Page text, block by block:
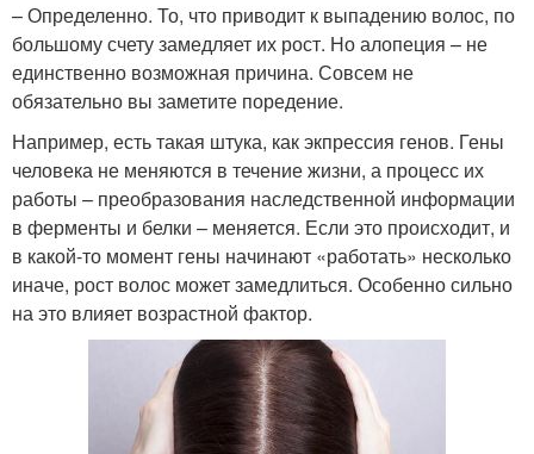
– Определенно. То, что приводит к выпадению волос, по
большому счету замедляет их рост. Но алопеция – не
единственно возможная причина. Совсем не
обязательно вы заметите поредение.
Например, есть такая штука, как экпрессия генов. Гены
человека не меняются в течение жизни, а процесс их
работы – преобразования наследственной информации
в ферменты и белки – меняется. Если это происходит, и
в какой-то момент гены начинают «работать» несколько
иначе, рост волос может замедлиться. Особенно сильно
на это влияет возрастной фактор.